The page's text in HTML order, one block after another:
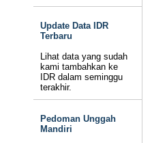
Update Data IDR
Terbaru
Lihat data yang sudah
kami tambahkan ke
IDR dalam seminggu
terakhir.
Pedoman Unggah
Mandiri